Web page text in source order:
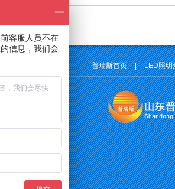
普瑞斯首页 | LED照明
客服人员不在
信息，我们会